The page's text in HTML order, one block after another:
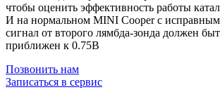
чтобы оценить эффективность работы
И на нормальном MINI Cooper с исправным
сигнал от второго лямбда-зонда должен
приближен к 0.75В
Позвонить нам
Записаться в сервис